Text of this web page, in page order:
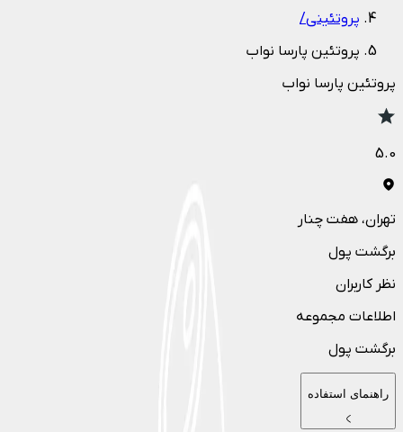
پروتئینی/
پروتئین پارسا نواب
پروتئین پارسا نواب
5.0
تهران، هفت چنار
برگشت پول
نظر کاربران
اطلاعات مجموعه
برگشت پول
راهنمای استفاده